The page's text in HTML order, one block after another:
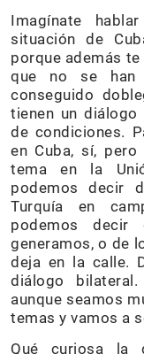
Imagínate
situación de
porque además
que no se han
conseguido
tienen un
de condiciones.
en Cuba, sí, pero
tema en la
podemos decir
Turquía en
podemos
generamos, o de
deja en la calle.
diálogo
aunque seamos
temas y vamos a
Qué curiosa la